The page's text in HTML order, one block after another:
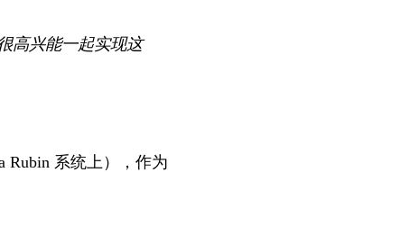
高兴能一起实现这
Rubin 系统上），作为